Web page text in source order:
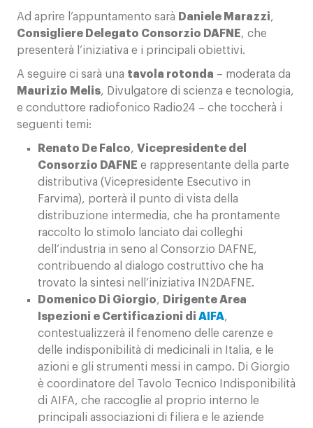
Ad aprire l’appuntamento sarà Daniele Marazzi,
Consigliere Delegato Consorzio DAFNE, che
presenterà l’iniziativa e i principali obiettivi.
A seguire ci sarà una tavola rotonda – moderata da
Maurizio Melis, Divulgatore di scienza e tecnologia,
e conduttore radiofonico Radio24 – che toccherà i
seguenti temi:
Renato De Falco, Vicepresidente del
Consorzio DAFNE e rappresentante della parte
distributiva (Vicepresidente Esecutivo in
Farvima), porterà il punto di vista della
distribuzione intermedia, che ha prontamente
raccolto lo stimolo lanciato dai colleghi
dell’industria in seno al Consorzio DAFNE,
contribuendo al dialogo costruttivo che ha
trovato la sintesi nell’iniziativa IN2DAFNE.
Domenico Di Giorgio,
Dirigente Area
Ispezioni e Certificazioni di AIFA,
contestualizzerà il fenomeno delle carenze e
delle indisponibilità di medicinali in Italia, e le
azioni e gli strumenti messi in campo. Di Giorgio
è coordinatore del Tavolo Tecnico Indisponibilità
di AIFA, che raccoglie al proprio interno le
principali associazioni di filiera e le aziende